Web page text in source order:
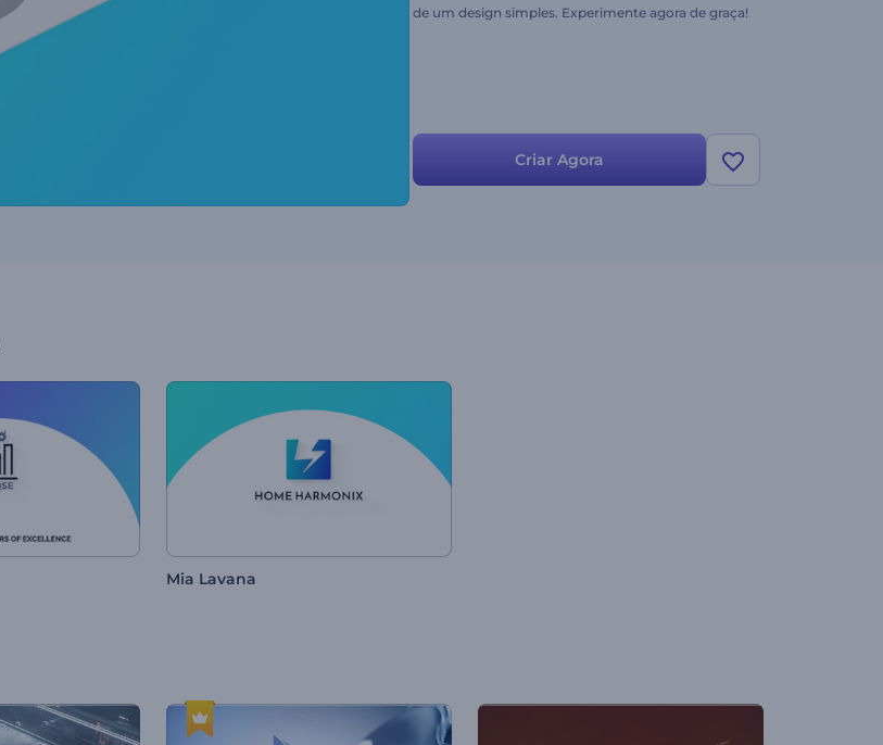
de um design simples. Experimente agora de graça!
Criar Agora
Mia Lavana